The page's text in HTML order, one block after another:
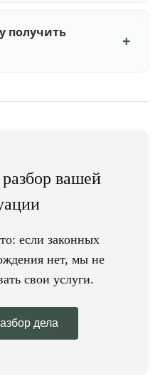
получить
вашей
если законных
нет, мы не
свои услуги.
дела